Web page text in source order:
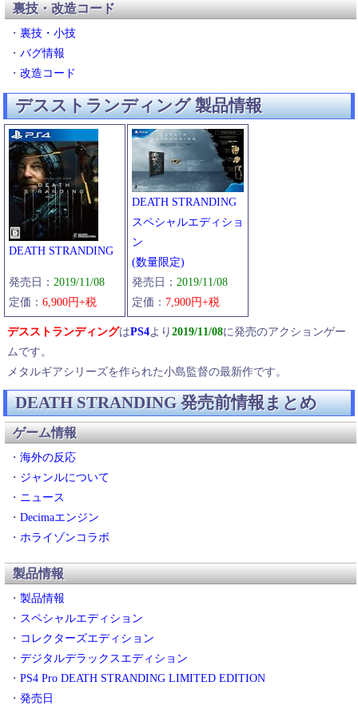
裏技・改造コード
・ 裏技・小技
・ バグ情報
・ 改造コード
デスストランディング 製品情報
DEATH STRANDING
発売日： 2019/11/08
定価： 6,900円+税
DEATH STRANDING
スペシャルエディショ
ン
(数量限定)
発売日： 2019/11/08
定価： 7,900円+税
デスストランディングはPS4より 2019/11/08に発売のアクションゲー
ムです。
メタルギアシリーズを作られた小島監督の最新作です。
DEATH STRANDING 発売前情報まとめ
ゲーム情報
・ 海外の反応
・ ジャンルについて
・ ニュース
・ Decimaエンジン
・ ホライゾンコラボ
製品情報
・ 製品情報
・ スペシャルエディション
・ コレクターズエディション
・ デジタルデラックスエディション
・ PS4 Pro DEATH STRANDING LIMITED EDITION
・ 発売日